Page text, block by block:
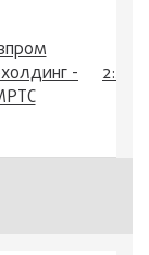
-
2:2